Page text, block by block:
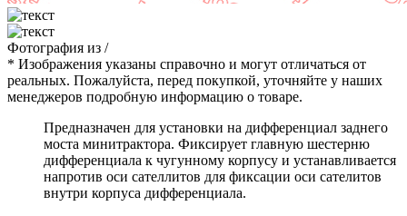
Фотография из /
* Изображения указаны справочно и могут отличаться от
реальных. Пожалуйста, перед покупкой, уточняйте у наших
менеджеров подробную информацию о товаре.
Предназначен для установки на дифференциал заднего
моста минитрактора. Фиксирует главную шестерню
дифференциала к чугунному корпусу и устанавливается
напротив оси сателлитов для фиксации оси сателитов
внутри корпуса дифференциала.